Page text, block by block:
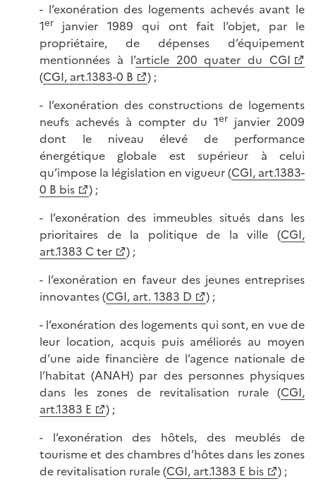
- l’exonération des logements achevés avant le
1er janvier 1989 qui ont fait l’objet, par le
propriétaire, de dépenses d’équipement
mentionnées à l’article 200 quater du CGI
(CGI, art.1383-0 B
) ;
- l’exonération des constructions de logements
neufs achevés à compter du 1erjanvier 2009
dont le niveau élevé de performance
énergétique globale est supérieur à celui
qu’impose la législation en vigueur (CGI, art.1383-
0 B bis
) ;
- l’exonération des immeubles situés dans les
prioritaires de la politique de la ville (CGI,
art.1383 C ter
) ;
- l’exonération en faveur des jeunes entreprises
innovantes (CGI, art. 1383 D
) ;
- l’exonération des logements qui sont, en vue de
leur location, acquis puis améliorés au moyen
d’une aide financière de l’agence nationale de
l’habitat (ANAH) par des personnes physiques
dans les zones de revitalisation rurale (CGI,
art.1383 E
) ;
- l’exonération des hôtels, des meublés de
tourisme et des chambres d’hôtes dans les zones
de revitalisation rurale (CGI, art.1383 E bis
) ;